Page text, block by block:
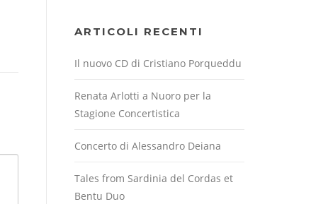
ARTICOLI RECENTI
Il nuovo CD di Cristiano Porqueddu
Renata Arlotti a Nuoro per la
Stagione Concertistica
Concerto di Alessandro Deiana
Tales from Sardinia del Cordas et
Bentu Duo